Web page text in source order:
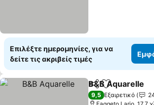
Επιλέξτε ημερομηνίες, για να
δείτε τις ακριβείς τιμές
Κοινοποίηση
Προσθήκη
B&B Aquarelle
9,5 Εξαιρετικό